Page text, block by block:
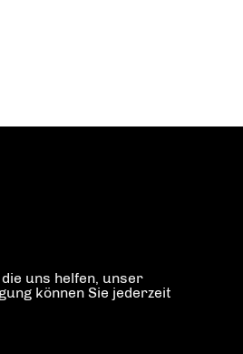
uns helfen, unser
können Sie jederzeit